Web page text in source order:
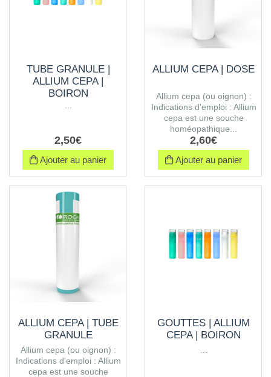
TUBE GRANULE |
ALLIUM CEPA |
BOIRON
2,50€
Ajouter au panier
ALLIUM CEPA | DOSE
Allium cepa (ou oignon) :
Indications d'emploi : Allium
cepa est une souche
homéopathique...
2,60€
Ajouter au panier
ALLIUM CEPA | TUBE
GRANULE
Allium cepa (ou oignon) :
Indications d'emploi : Allium
cepa est une souche
GOUTTES | ALLIUM
CEPA | BOIRON